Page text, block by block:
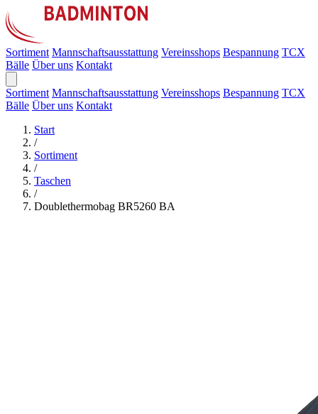
Sortiment Mannschaftsausstattung Vereinsshops Bespannung TCX
Bälle Über uns Kontakt
Sortiment Mannschaftsausstattung Vereinsshops Bespannung TCX
Bälle Über uns Kontakt
Start
/
Sortiment
/
Taschen
/
Doublethermobag BR5260 BA